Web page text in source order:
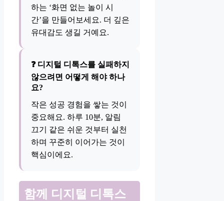
하는 ‘화면 없는 놀이 시
간’을 만들어보세요. 더 깊은
유대감도 생길 거예요.
❓ 디지털 디톡스를 실패하지
않으려면 어떻게 해야 하나
요?
작은 성공 경험을 쌓는 것이
중요해요. 하루 10분, 알림
끄기 같은 쉬운 것부터 실천
하며 꾸준히 이어가는 것이
핵심이에요.
함께 디지털 디톡스